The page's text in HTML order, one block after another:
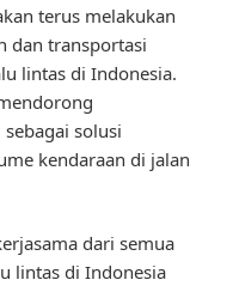
terus melakukan
dan transportasi
lintas di Indonesia.
solusi
kendaraan di jalan
dari semua
lintas di Indonesia